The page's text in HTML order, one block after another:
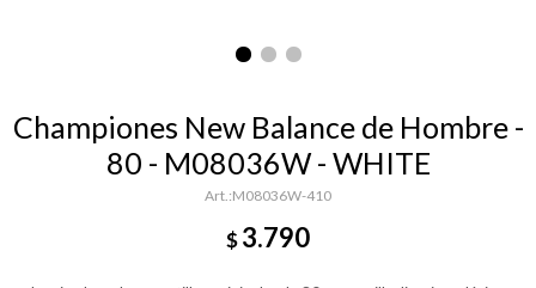
Championes New Balance de Hombre -
80 - M08036W - WHITE
M08036W-410
$3.790